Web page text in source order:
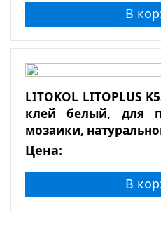
В
LITOKOL LITOPLUS
клей белый, для
мозаики,
Цена:
В